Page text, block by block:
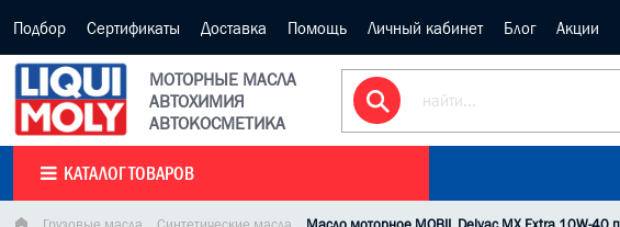
Подбор Сертификаты Доставка Помощь Личный кабинет Блог Акции
МОТОРНЫЕ МАСЛА
АВТОХИМИЯ
АВТОКОСМЕТИКА
КАТАЛОГ ТОВАРОВ